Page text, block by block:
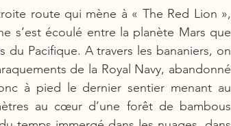
route qui mène à « The Red Lion »,
s’est écoulé entre la planète Mars que
du Pacifique. A travers les bananiers, on
de la Royal Navy, abandonné
à pied le dernier sentier menant au
au cœur d’une forêt de bambous